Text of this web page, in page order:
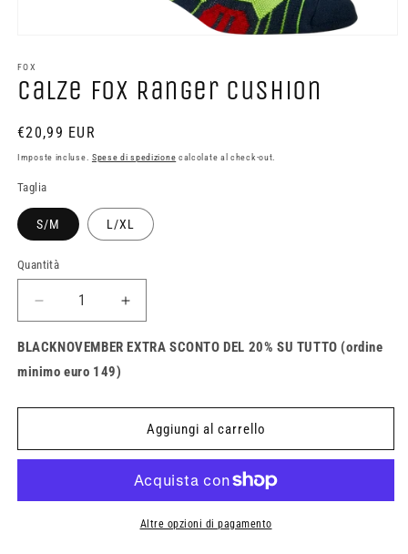
multimediali
1
in
FOX
Calze Fox Ranger Cushion
Prezzo
di
€20,99 EUR
Imposte incluse. Spese di spedizione calcolate al check-out.
Taglia
S/M L/XL
Quantità
Quantità
Diminuisci
quantità
per
Calze
Ranger
Aumenta
quantità
per
Ranger
Cushion
BLACKNOVEMBER EXTRA SCONTO DEL 20% SU TUTTO (ordine
minimo euro 149)
Aggiungi al carrello
Altre opzioni di pagamento